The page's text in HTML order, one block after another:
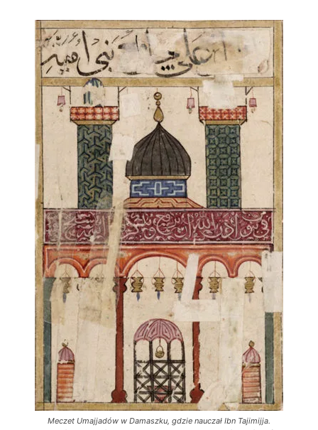
Meczet Umajjadów w Damaszku, gdzie nauczał Ibn Tajimijja.